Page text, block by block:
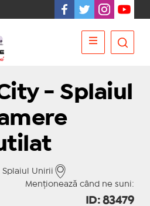
- Splaiul
Unirii
Menționează când ne suni:
ID: 83479